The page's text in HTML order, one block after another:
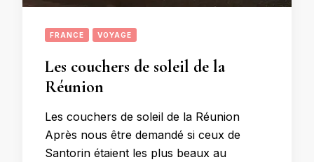
FRANCE VOYAGE
Les couchers de soleil de la
Réunion
Les couchers de soleil de la Réunion
Après nous être demandé si ceux de
Santorin étaient les plus beaux au